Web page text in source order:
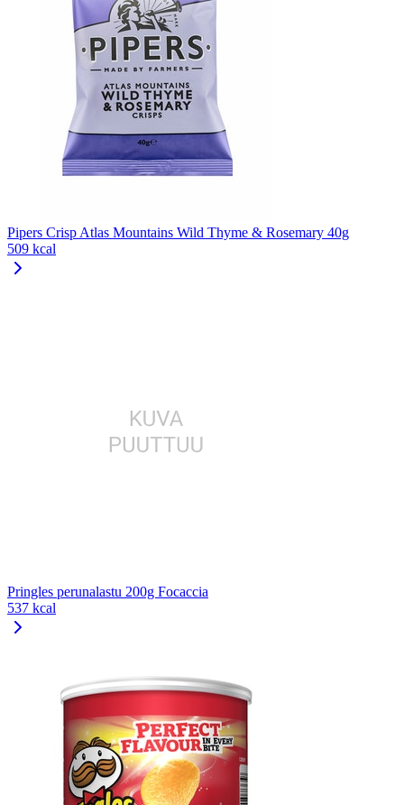
Pipers Crisp Atlas Mountains Wild Thyme & Rosemary 40g
509 kcal
Pringles perunalastu 200g Focaccia
537 kcal